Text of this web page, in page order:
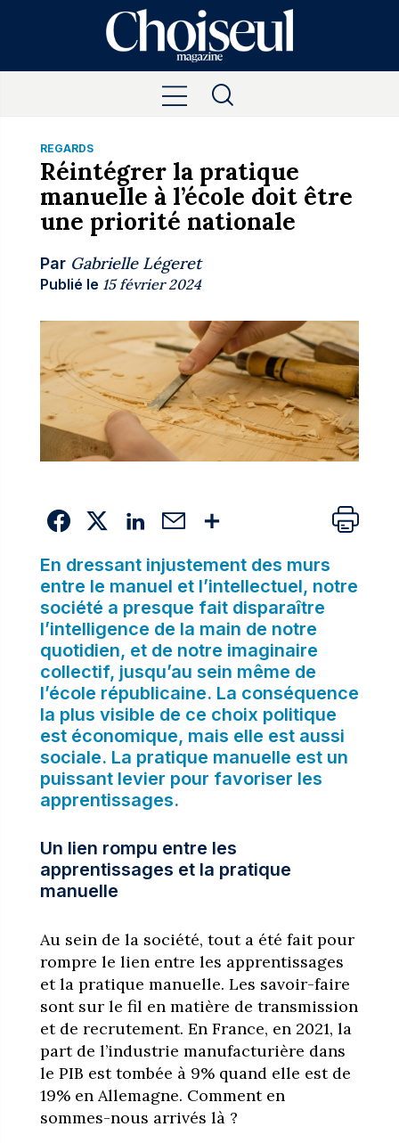
REGARDS
Réintégrer la pratique
manuelle à l’école doit être
une priorité nationale
Par Gabrielle Légeret
Publié le 15 février 2024
En dressant injustement des murs
entre le manuel et l’intellectuel, notre
société a presque fait disparaître
l’intelligence de la main de notre
quotidien, et de notre imaginaire
collectif, jusqu’au sein même de
l’école républicaine. La conséquence
la plus visible de ce choix politique
est économique, mais elle est aussi
sociale. La pratique manuelle est un
puissant levier pour favoriser les
apprentissages.
Un lien rompu entre les
apprentissages et la pratique
manuelle
Au sein de la société, tout a été fait pour
rompre le lien entre les apprentissages
et la pratique manuelle. Les savoir-faire
sont sur le fil en matière de transmission
et de recrutement. En France, en 2021, la
part de l’industrie manufacturière dans
le PIB est tombée à 9% quand elle est de
19% en Allemagne. Comment en
sommes-nous arrivés là ?